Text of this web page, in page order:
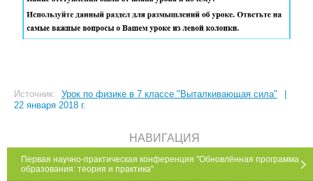
Источник: Урок по физике в 7 классе "Выталкивающая сила"
22 января 2018 г.
НАВИГАЦИЯ
Первая научно-практическая конференция "Обновлённая программа
образования: теория и практика"